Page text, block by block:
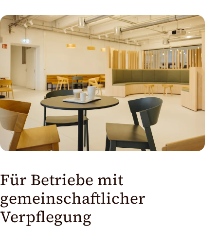
Für Betriebe mit
gemeinschaftlicher
Verpflegung